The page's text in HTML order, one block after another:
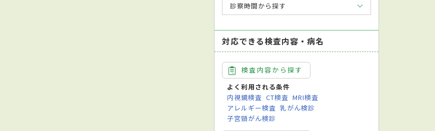
診察時間から探す
対応できる検査内容・病名
検査内容から探す
よく利用される条件
内視鏡検査 CT検査 MRI検査
アレルギー検査 乳がん検診
子宮頸がん検診